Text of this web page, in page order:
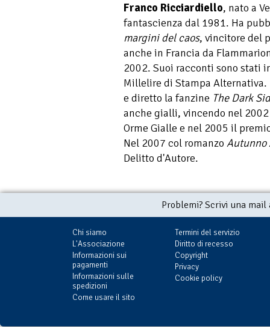
Franco Ricciardiello, nato a
fantascienza dal 1981. Ha
margini del caos, vincitore del
anche in Francia da
2002. Suoi racconti sono stati
Millelire di Stampa
e diretto la fanzine The Dark
anche gialli, vincendo nel
Orme Gialle e nel 2005 il
Nel 2007 col romanzo Autunno
Delitto d'Autore.
Problemi? Scrivi una
Chi siamo
L'Associazione
Informazioni sui
pagamenti
Informazioni sulle
spedizioni
Come usare il sito
Termini del servizio
Diritto di recesso
Copyright
Privacy
Cookie policy